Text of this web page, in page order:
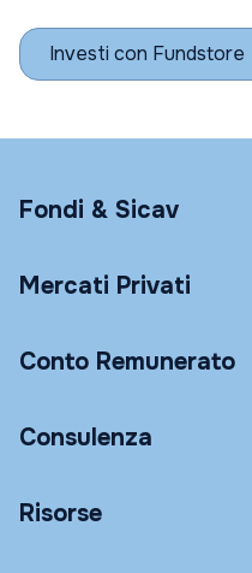
Investi con Fundstore
Fondi & Sicav
Mercati Privati
Conto Remunerato
Consulenza
Risorse